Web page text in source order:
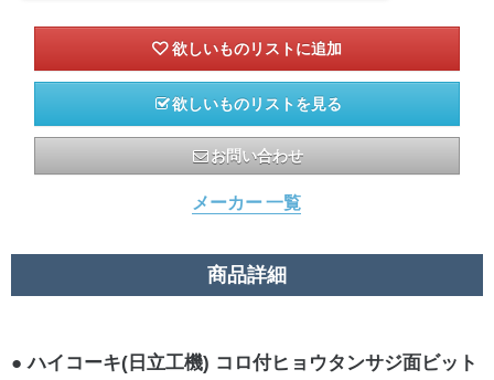
欲しいものリストを見る
お問い合わせ
メーカー 一覧
商品詳細
ハイコーキ(日立工機) コロ付ヒョウタンサジ面ビット